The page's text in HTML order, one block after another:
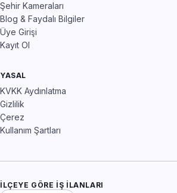
Şehir Kameraları
Blog & Faydalı Bilgiler
Üye Girişi
Kayıt Ol
YASAL
KVKK Aydınlatma
Gizlilik
Çerez
Kullanım Şartları
İLÇEYE GÖRE İŞ İLANLARI